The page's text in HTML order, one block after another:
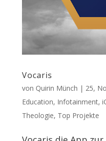
Vocaris
von Quirin Münch | 25,
Education, Infotainment,
Theologie, Top Projekte